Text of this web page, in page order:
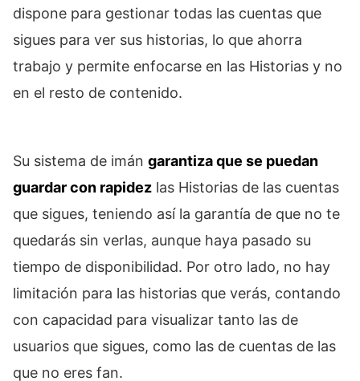
dispone para gestionar todas las cuentas que
sigues para ver sus historias, lo que ahorra
trabajo y permite enfocarse en las Historias y no
en el resto de contenido.
Su sistema de imán garantiza que se puedan
guardar con rapidez las Historias de las cuentas
que sigues, teniendo así la garantía de que no te
quedarás sin verlas, aunque haya pasado su
tiempo de disponibilidad. Por otro lado, no hay
limitación para las historias que verás, contando
con capacidad para visualizar tanto las de
usuarios que sigues, como las de cuentas de las
que no eres fan.